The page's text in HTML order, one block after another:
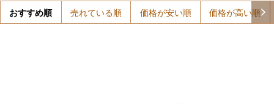
おすすめ順 売れている順 価格が安い順 価格が高い順